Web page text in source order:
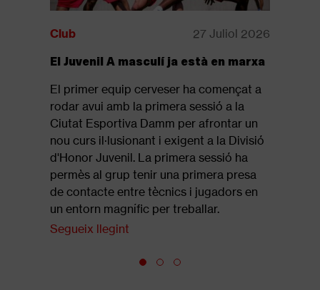
Club 27 Juliol 2026
El Juvenil A masculí ja està en marxa
El primer equip cerveser ha començat a
rodar avui amb la primera sessió a la
Ciutat Esportiva Damm per afrontar un
nou curs il·lusionant i exigent a la Divisió
d'Honor Juvenil. La primera sessió ha
permès al grup tenir una primera presa
de contacte entre tècnics i jugadors en
un entorn magnífic per treballar.
Segueix llegint